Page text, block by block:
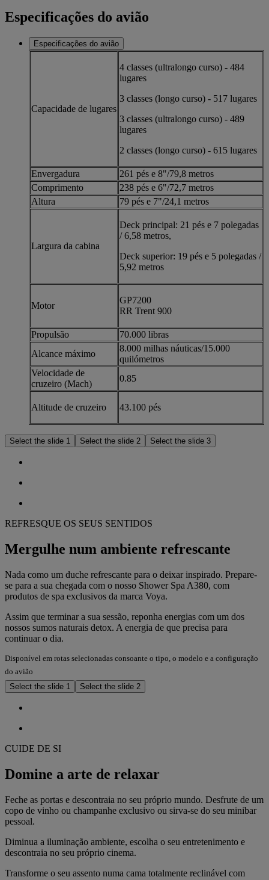
Especificações do avião
Especificações do avião
Capacidade de lugares
4 classes (ultralongo curso) - 484
lugares
3 classes (longo curso) - 517 lugares
3 classes (ultralongo curso) - 489
lugares
2 classes (longo curso) - 615 lugares
Envergadura
261 pés e 8"/79,8 metros
Comprimento
238 pés e 6"/72,7 metros
Altura
79 pés e 7"/24,1 metros
Largura da cabina
Deck principal: 21 pés e 7 polegadas
/ 6,58 metros,
Deck superior: 19 pés e 5 polegadas /
5,92 metros
Motor
GP7200
RR Trent 900
Propulsão
70.000 libras
Alcance máximo
8.000 milhas náuticas/15.000
quilómetros
Velocidade de
cruzeiro (Mach)
0.85
Altitude de cruzeiro 43.100 pés
Select the slide 1 Select the slide 2 Select the slide 3
REFRESQUE OS SEUS SENTIDOS
Mergulhe num ambiente refrescante
Nada como um duche refrescante para o deixar inspirado. Prepare-
se para a sua chegada com o nosso Shower Spa A380, com
produtos de spa exclusivos da marca Voya.
Assim que terminar a sua sessão, reponha energias com um dos
nossos sumos naturais detox. A energia de que precisa para
continuar o dia.
Disponível em rotas selecionadas consoante o tipo, o modelo e a configuração
do avião
Select the slide 1
Select the slide 2
CUIDE DE SI
Domine a arte de relaxar
Feche as portas e descontraia no seu próprio mundo. Desfrute de um
copo de vinho ou champanhe exclusivo ou sirva-se do seu minibar
pessoal.
Diminua a iluminação ambiente, escolha o seu entretenimento e
descontraia no seu próprio cinema.
Transforme o seu assento numa cama totalmente reclinável com